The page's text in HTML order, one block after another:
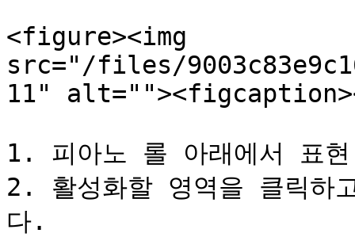
<figure><img
src="/files/
11"
1. 피아노 롤 아래에서 표
2. 활성화할 영역을 클릭하
다.